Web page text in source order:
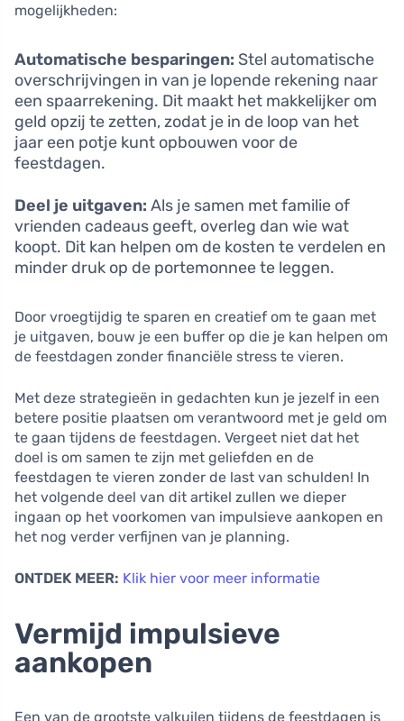
mogelijkheden:
Automatische besparingen: Stel automatische
overschrijvingen in van je lopende rekening naar
een spaarrekening. Dit maakt het makkelijker om
geld opzij te zetten, zodat je in de loop van het
jaar een potje kunt opbouwen voor de
feestdagen.
Deel je uitgaven: Als je samen met familie of
vrienden cadeaus geeft, overleg dan wie wat
koopt. Dit kan helpen om de kosten te verdelen en
minder druk op de portemonnee te leggen.
Door vroegtijdig te sparen en creatief om te gaan met
je uitgaven, bouw je een buffer op die je kan helpen om
de feestdagen zonder financiële stress te vieren.
Met deze strategieën in gedachten kun je jezelf in een
betere positie plaatsen om verantwoord met je geld om
te gaan tijdens de feestdagen. Vergeet niet dat het
doel is om samen te zijn met geliefden en de
feestdagen te vieren zonder de last van schulden! In
het volgende deel van dit artikel zullen we dieper
ingaan op het voorkomen van impulsieve aankopen en
het nog verder verfijnen van je planning.
ONTDEK MEER: Klik hier voor meer informatie
Vermijd impulsieve
aankopen
Een van de grootste valkuilen tijdens de feestdagen is